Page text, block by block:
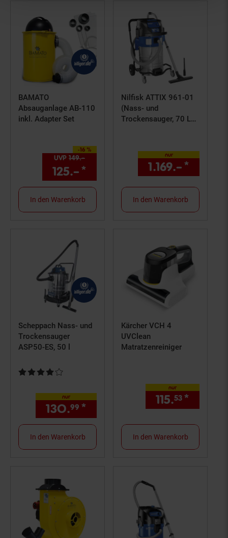
BAMATO
Absauganlage AB-110
inkl. Adapter Set
-16 %
Sie Sparen 16 Prozent,
UVP 149.–
125.–* Aktueller Preis: 125,–€
In den Warenkorb
Nilfisk ATTIX 961-01
(Nass- und
Trockensauger, 70 L
nur
1.169.–*
In den Warenkorb
Scheppach Nass- und
Trockensauger
ASP50-ES, 50 l
Kundenbewertung: 4 von 5 Sternen
nur
130.99 * € Sternchen
In den Warenkorb
Kärcher VCH 4
UVClean
Matratzenreiniger
nur
115.53 *
In den Warenkorb